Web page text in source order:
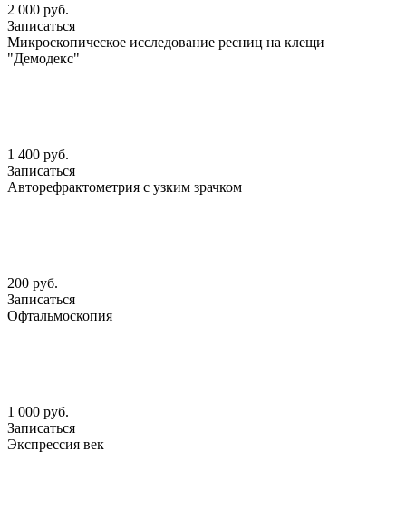
2 000 руб.
Записаться
Микроскопическое исследование ресниц на клещи
"Демодекс"
1 400 руб.
Записаться
Авторефрактометрия с узким зрачком
200 руб.
Записаться
Офтальмоскопия
1 000 руб.
Записаться
Экспрессия век